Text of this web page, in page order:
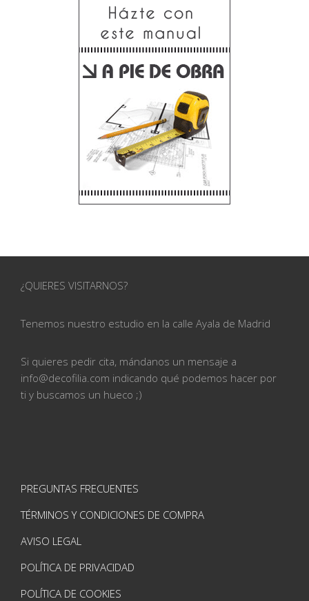
¿QUIERES VISITARNOS?
Tenemos nuestro estudio en la calle Ayala de Madrid
Si quieres pedir cita, mándanos un mensaje a
info@decofilia.com indicando qué podemos hacer por
ti y buscamos un hueco ;)
PREGUNTAS FRECUENTES
TÉRMINOS Y CONDICIONES DE COMPRA
AVISO LEGAL
POLÍTICA DE PRIVACIDAD
POLÍTICA DE COOKIES